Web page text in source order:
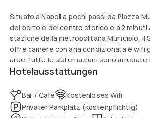
Situato a Napoli a pochi passi da Piazza
del porto e del centro storico e a 2 minuti
stazione della metropolitana Municipio, il
offre camere con aria condizionata e wifi
aree.Tutte le sistemazioni sono arredate
dotate di TV LCD e bagno interno.
Hotelausstattungen
Bar / Café
Kostenloses Wifi
Privater Parkplatz (kostenpflichtig)